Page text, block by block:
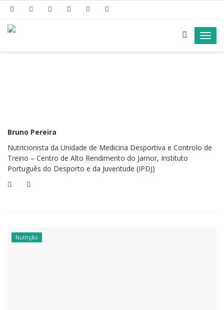
Bruno Pereira
Nutricionista da Unidade de Medicina Desportiva e Controlo de
Treino – Centro de Alto Rendimento do Jamor, Instituto
Português do Desporto e da Juventude (IPDJ)
Nutrição